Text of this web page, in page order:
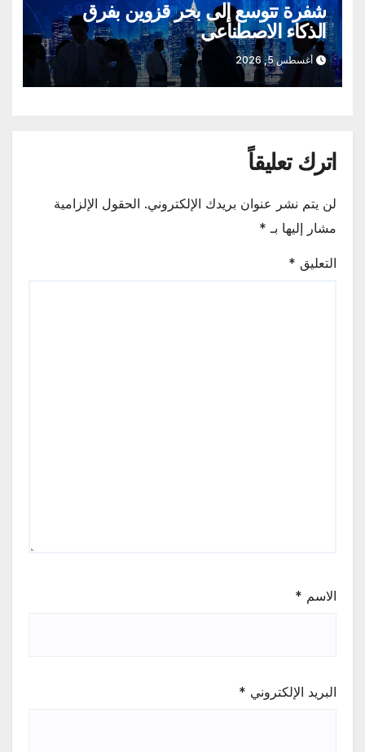
شفرة تتوسع إلى بحر قزوين بفرق
الذكاء الاصطناعي
أغسطس 5, 2026
اترك تعليقاً
لن يتم نشر عنوان بريدك الإلكتروني. الحقول الإلزامية
مشار إليها بـ *
التعليق *
الاسم *
البريد الإلكتروني *